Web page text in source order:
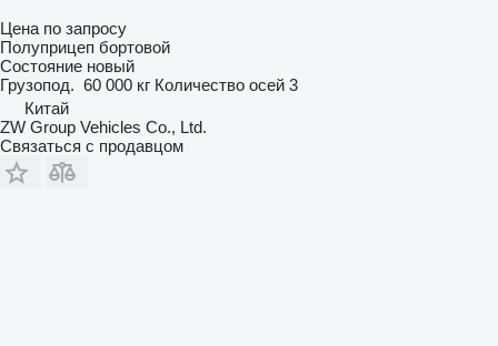
Цена по запросу
Полуприцеп бортовой
Состояние новый
Грузопод. 60 000 кг Количество осей 3
Китай
ZW Group Vehicles Co., Ltd.
Связаться с продавцом